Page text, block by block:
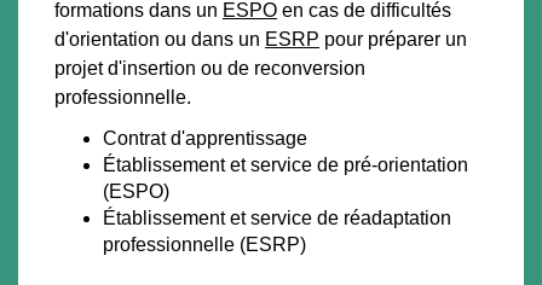
formations dans un ESPO en cas de difficultés
d'orientation ou dans un ESRP pour préparer un
projet d'insertion ou de reconversion
professionnelle.
Contrat d'apprentissage
Établissement et service de pré-orientation
(ESPO)
Établissement et service de réadaptation
professionnelle (ESRP)